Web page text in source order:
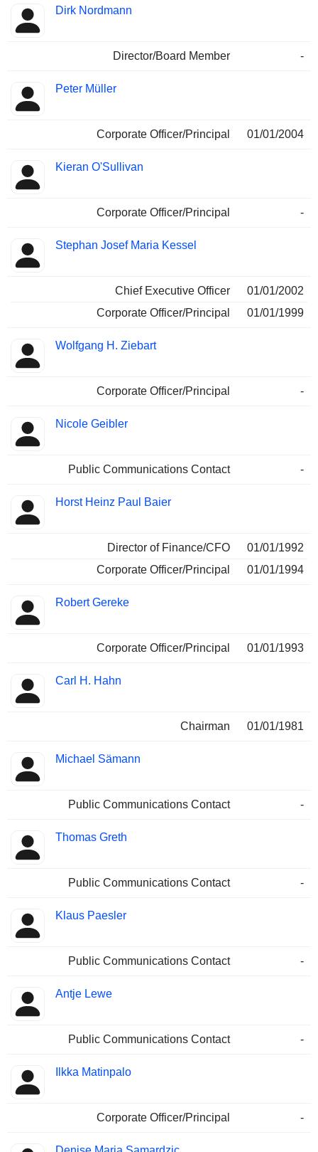
Dirk Nordmann
Director/Board Member -
Peter Müller
Corporate Officer/Principal 01/01/2004
Kieran O'Sullivan
Corporate Officer/Principal -
Stephan Josef Maria Kessel
Chief Executive Officer
01/01/2002
Corporate Officer/Principal
01/01/1999
Wolfgang H. Ziebart
Corporate Officer/Principal -
Nicole Geibler
Public Communications Contact -
Horst Heinz Paul Baier
Director of Finance/CFO
01/01/1992
Corporate Officer/Principal
01/01/1994
Robert Gereke
Corporate Officer/Principal 01/01/1993
Carl H. Hahn
Chairman 01/01/1981
Michael Sämann
Public Communications Contact -
Thomas Greth
Public Communications Contact -
Klaus Paesler
Public Communications Contact -
Antje Lewe
Public Communications Contact -
Ilkka Matinpalo
Corporate Officer/Principal -